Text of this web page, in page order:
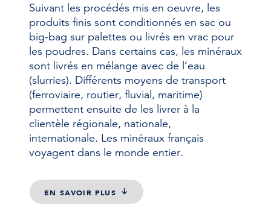
Suivant les procédés mis en oeuvre, les
produits finis sont conditionnés en sac ou
big-bag sur palettes ou livrés en vrac pour
les poudres. Dans certains cas, les minéraux
sont livrés en mélange avec de l’eau
(slurries). Différents moyens de transport
(ferroviaire, routier, fluvial, maritime)
permettent ensuite de les livrer à la
clientèle régionale, nationale,
internationale. Les minéraux français
voyagent dans le monde entier.
EN SAVOIR PLUS